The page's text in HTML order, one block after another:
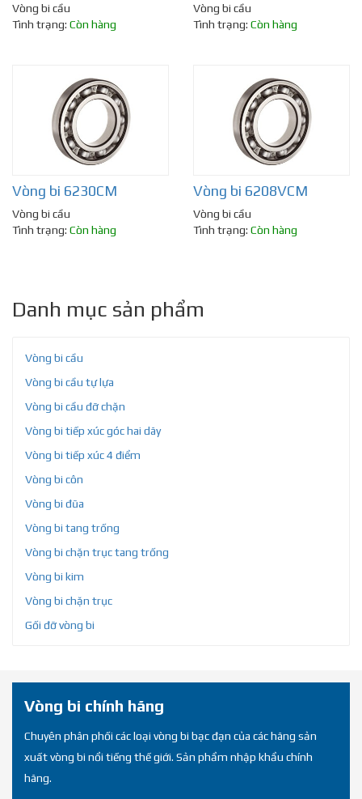
Vòng bi cầu
Tình trạng: Còn hàng
Vòng bi cầu
Tình trạng: Còn hàng
Vòng bi 6230CM
Vòng bi cầu
Tình trạng: Còn hàng
Vòng bi 6208VCM
Vòng bi cầu
Tình trạng: Còn hàng
Danh mục sản phẩm
Vòng bi cầu
Vòng bi cầu tự lựa
Vòng bi cầu đỡ chặn
Vòng bi tiếp xúc góc hai dãy
Vòng bi tiếp xúc 4 điểm
Vòng bi côn
Vòng bi đũa
Vòng bi tang trống
Vòng bi chặn trục tang trống
Vòng bi kim
Vòng bi chặn trục
Gối đỡ vòng bi
Vòng bi chính hãng
Chuyên phân phối các loại vòng bi bạc đạn của các hãng sản
xuất vòng bi nổi tiếng thế giới. Sản phẩm nhập khẩu chính
hãng.